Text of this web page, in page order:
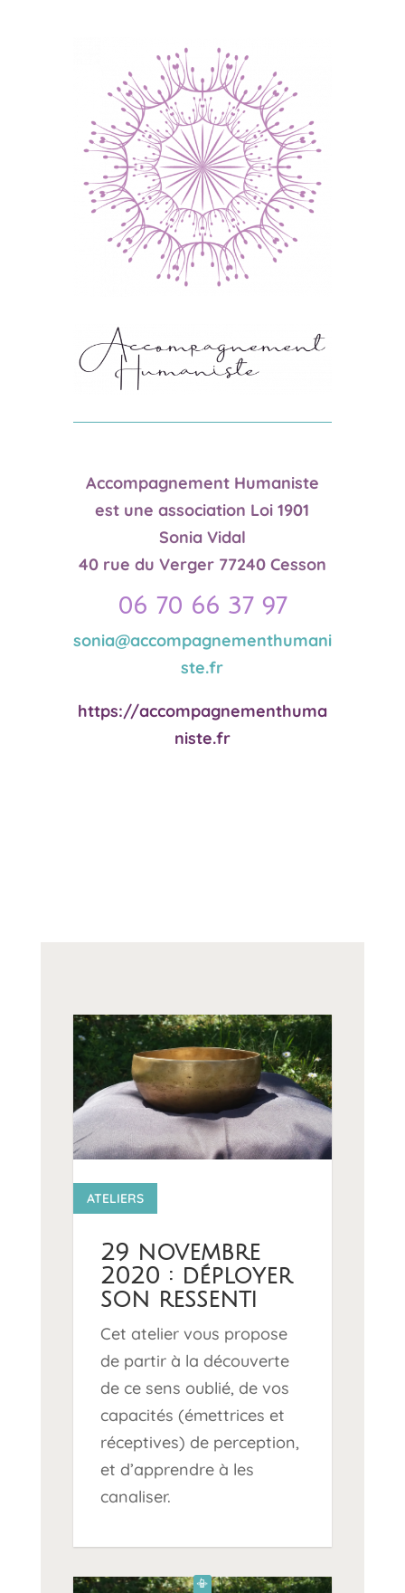
Accompagnement Humaniste
est une association Loi 1901
Sonia Vidal
40 rue du Verger 77240 Cesson
06 70 66 37 97
sonia@accompagnementhumani
ste.fr
https://accompagnementhuma
niste.fr
29 novembre
2020 : déployer
son ressenti
ATELIERS
Cet atelier vous propose
de partir à la découverte
de ce sens oublié, de vos
capacités (émettrices et
réceptives) de perception,
et d’apprendre à les
canaliser.
12 1
📳